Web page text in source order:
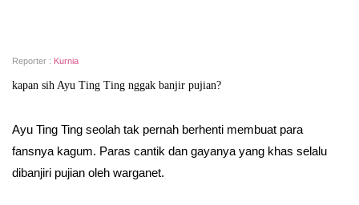
Reporter : Kurnia
kapan sih Ayu Ting Ting nggak banjir pujian?
Ayu Ting Ting seolah tak pernah berhenti membuat para
fansnya kagum. Paras cantik dan gayanya yang khas selalu
dibanjiri pujian oleh warganet.